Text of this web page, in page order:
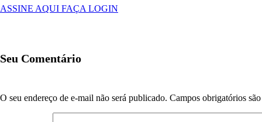
ASSINE AQUI FAÇA LOGIN
Seu Comentário
O seu endereço de e-mail não será publicado. Campos obrigatórios